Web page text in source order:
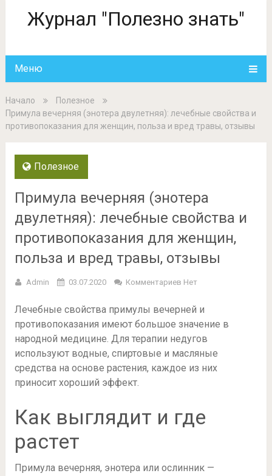
Журнал "Полезно знать"
Меню
Начало
Полезное
Примула вечерняя (энотера двулетняя): лечебные свойства и
противопоказания для женщин, польза и вред травы, отзывы
Полезное
Примула вечерняя (энотера
двулетняя): лечебные свойства и
противопоказания для женщин,
польза и вред травы, отзывы
Admin 03.07.2020 Комментариев Нет
Лечебные свойства примулы вечерней и
противопоказания имеют большое значение в
народной медицине. Для терапии недугов
используют водные, спиртовые и масляные
средства на основе растения, каждое из них
приносит хороший эффект.
Как выглядит и где
растет
Примула вечерняя, энотера или ослинник —